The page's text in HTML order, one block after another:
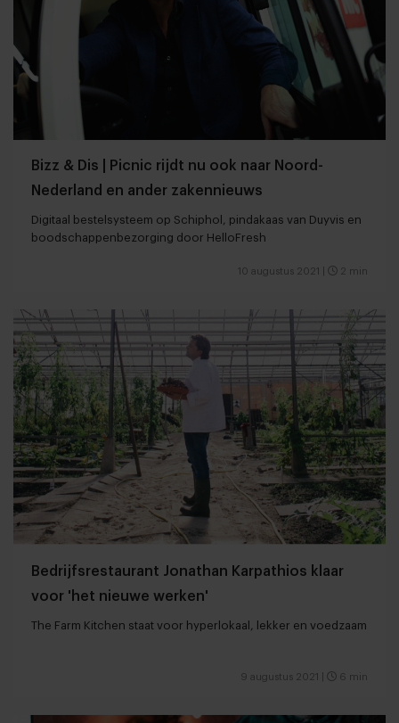
Bizz & Dis | Picnic rijdt nu ook naar Noord-
Nederland en ander zakennieuws
Digitaal bestelsysteem op Schiphol, pindakaas van Duyvis en
boodschappenbezorging door HelloFresh
10 augustus 2021 2 min
Bedrijfsrestaurant Jonathan Karpathios klaar
voor 'het nieuwe werken'
The Farm Kitchen staat voor hyperlokaal, lekker en voedzaam
9 augustus 2021 6 min